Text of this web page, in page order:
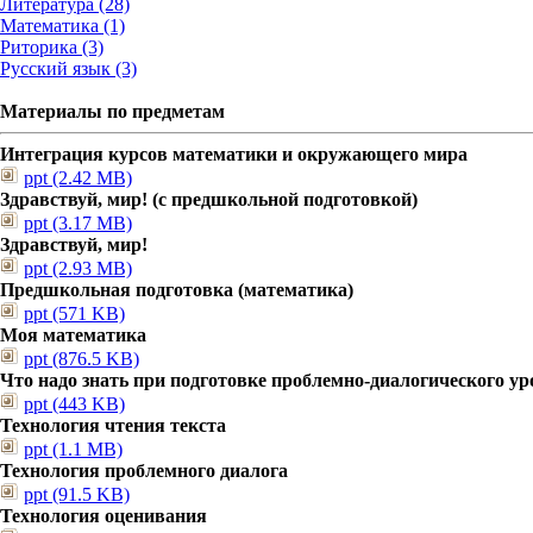
Литература (28)
Математика (1)
Риторика (3)
Русский язык (3)
Материалы по предметам
Интеграция курсов математики и окружающего мира
ppt (2.42 MB)
Здравствуй, мир! (с предшкольной подготовкой)
ppt (3.17 MB)
Здравствуй, мир!
ppt (2.93 MB)
Предшкольная подготовка (математика)
ppt (571 KB)
Моя математика
ppt (876.5 KB)
Что надо знать при подготовке проблемно-диалогического
ppt (443 KB)
Технология чтения текста
ppt (1.1 MB)
Технология проблемного диалога
ppt (91.5 KB)
Технология оценивания